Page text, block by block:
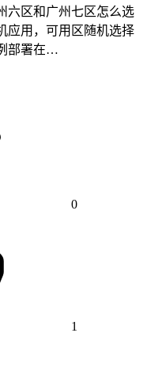
六区和广州七区怎么选
应用，可用区随机选择
部署在…
0
1